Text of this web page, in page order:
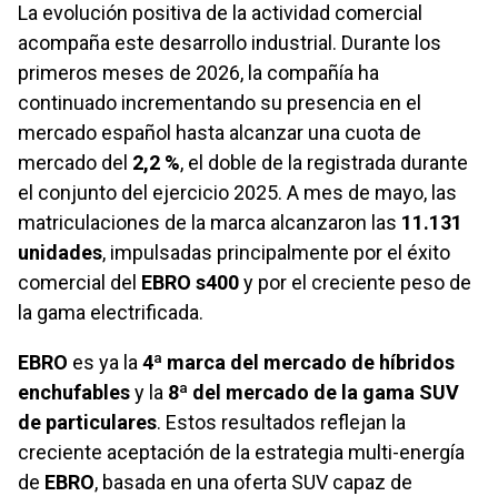
La evolución positiva de la actividad comercial
acompaña este desarrollo industrial. Durante los
primeros meses de 2026, la compañía ha
continuado incrementando su presencia en el
mercado español hasta alcanzar una cuota de
mercado del 2,2 %, el doble de la registrada durante
el conjunto del ejercicio 2025. A mes de mayo, las
matriculaciones de la marca alcanzaron las 11.131
unidades, impulsadas principalmente por el éxito
comercial del EBRO s400y por el creciente peso de
la gama electrificada.
EBRO es ya la4ª marca del mercado de híbridos
enchufablesy la 8ª del mercado de la gama SUV
de particulares. Estos resultados reflejan la
creciente aceptación de la estrategia multi-energía
de EBRO, basada en una oferta SUV capaz de